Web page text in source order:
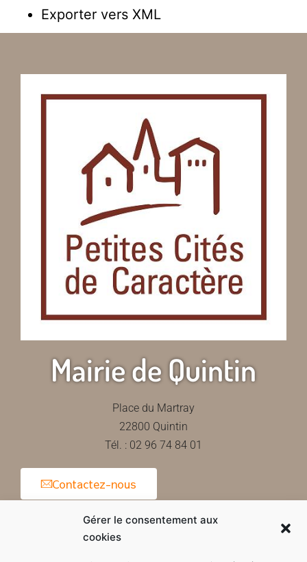
Gérer le consentement aux
cookies
Exporter vers XML
Mairie de Quintin
Place du Martray
22800 Quintin
Tél. : 02 96 74 84 01
Contactez-nous